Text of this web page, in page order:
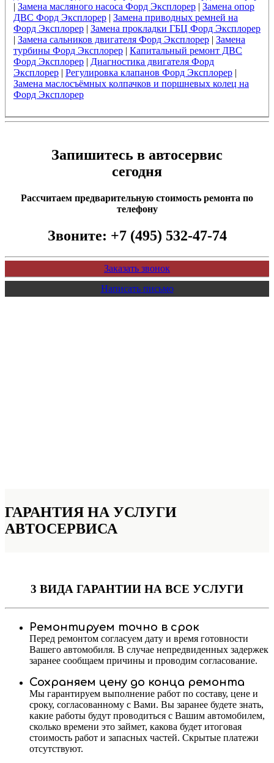
| Замена масляного насоса Форд Эксплорер| Замена опор
ДВС Форд Эксплорер| Замена приводных ремней на
Форд Эксплорер| Замена прокладки ГБЦ Форд Эксплорер
| Замена сальников двигателя Форд Эксплорер| Замена
турбины Форд Эксплорер| Капитальный ремонт ДВС
Форд Эксплорер| Диагностика двигателя Форд
Эксплорер| Регулировка клапанов Форд Эксплорер|
Замена маслосъёмных колпачков и поршневых колец на
Форд Эксплорер
Запишитесь в автосервис
сегодня
Рассчитаем предварительную стоимость ремонта по
телефону
Звоните: +7 (495) 532-47-74
Заказать звонок
Написать письмо
ГАРАНТИЯ НА УСЛУГИ
АВТОСЕРВИСА
3 ВИДА ГАРАНТИИ НА ВСЕ УСЛУГИ
Ремонтируем точно в срок
Перед ремонтом согласуем дату и время готовности
Вашего автомобиля. В случае непредвиденных задержек
заранее сообщаем причины и проводим согласование.
Сохраняем цену до конца ремонта
Мы гарантируем выполнение работ по составу, цене и
сроку, согласованному с Вами. Вы заранее будете знать,
какие работы будут проводиться с Вашим автомобилем,
сколько времени это займет, какова будет итоговая
стоимость работ и запасных частей. Скрытые платежи
отсутствуют.